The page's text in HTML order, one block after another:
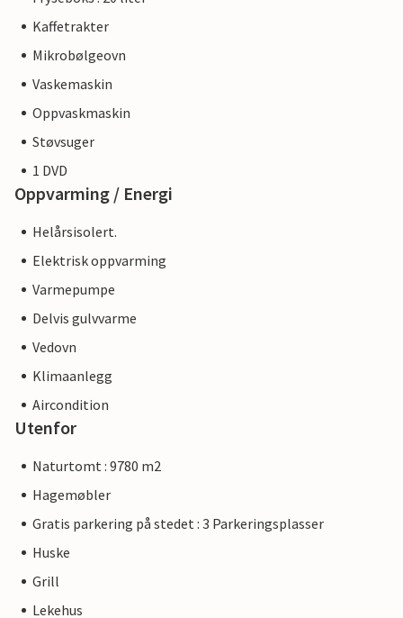
Kaffetrakter
Mikrobølgeovn
Vaskemaskin
Oppvaskmaskin
Støvsuger
1 DVD
Oppvarming / Energi
Helårsisolert.
Elektrisk oppvarming
Varmepumpe
Delvis gulvvarme
Vedovn
Klimaanlegg
Aircondition
Utenfor
Naturtomt : 9780 m2
Hagemøbler
Gratis parkering på stedet : 3 Parkeringsplasser
Huske
Grill
Lekehus